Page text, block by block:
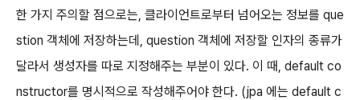
한 가지 주의할 점으로는, 클라이언트로부터 넘어오는 정보를 que
stion 객체에 저장하는데, question 객체에 저장할 인자의 종류가
달라서 생성자를 따로 지정해주는 부분이 있다. 이 때, default co
nstructor를 명시적으로 작성해주어야 한다. (jpa 에는 default c